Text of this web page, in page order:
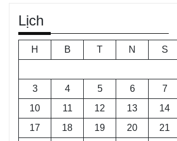
Lịch
H B T N S
3
4 5 6 7
10
11 12 13 14
17
18 19 20 21